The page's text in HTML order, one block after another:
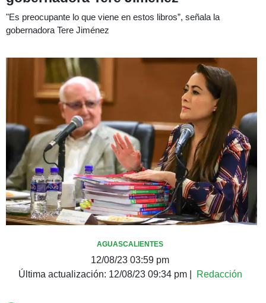
"Es preocupante lo que viene en estos libros”, señala la
gobernadora Tere Jiménez
AGUASCALIENTES
12/08/23 03:59 pm
Última actualización: 12/08/23 09:34 pm| Redacción